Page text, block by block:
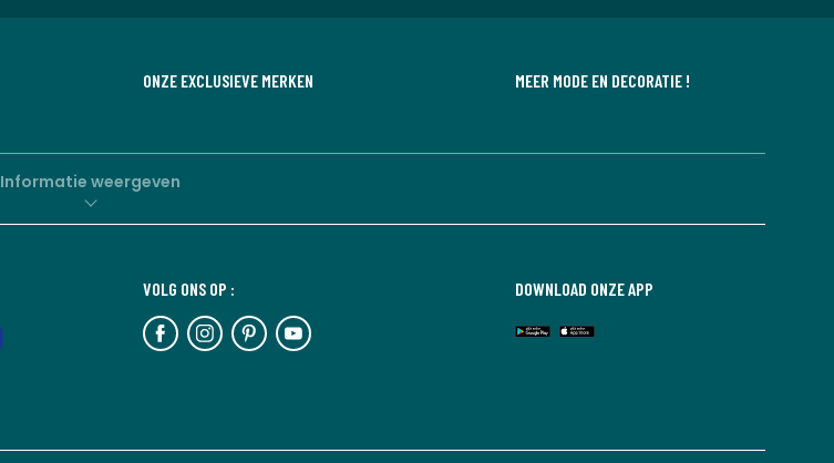
ONZE EXCLUSIEVE MERKEN MEER MODE EN DECORATIE !
Informatie weergeven
VOLG ONS OP : DOWNLOAD ONZE APP